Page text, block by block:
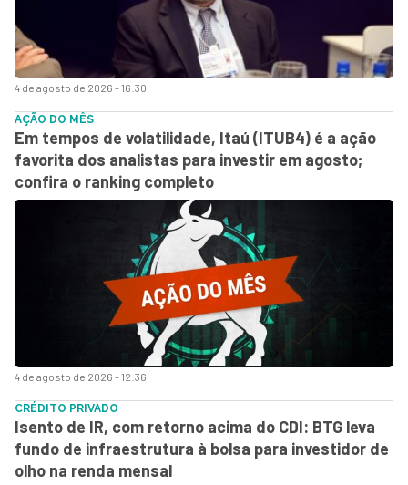
4 de agosto de 2026 - 16:30
4 de agosto de 2026 - 12:36
AÇÃO DO MÊS
Em tempos de volatilidade, Itaú (ITUB4) é a ação
favorita dos analistas para investir em agosto;
confira o ranking completo
CRÉDITO PRIVADO
Isento de IR, com retorno acima do CDI: BTG leva
fundo de infraestrutura à bolsa para investidor de
olho na renda mensal